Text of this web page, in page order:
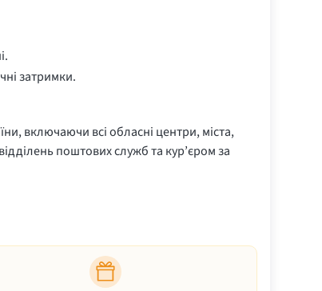
затримки.
включаючи всі обласні центри, міста,
поштових служб та кур’єром за